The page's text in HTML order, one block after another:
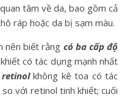
tâm về da, bao gồm cả
ráp hoặc da bị sạm màu.
nên biết rằng có ba cấp độ
có tác dụng mạnh nhất
retinol không kê toa có tác
với retinol tinh khiết; cuối